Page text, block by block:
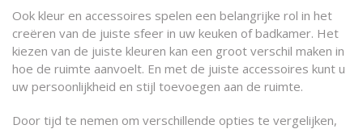
Ook kleur en accessoires spelen een belangrijke rol in het
creëren van de juiste sfeer in uw keuken of badkamer. Het
kiezen van de juiste kleuren kan een groot verschil maken in
hoe de ruimte aanvoelt. En met de juiste accessoires kunt u
uw persoonlijkheid en stijl toevoegen aan de ruimte.
Door tijd te nemen om verschillende opties te vergelijken,